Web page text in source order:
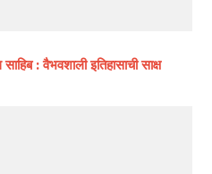
: वैभवशाली इतिहासाची साक्ष